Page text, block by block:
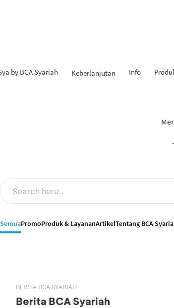
by BCA Syariah Keberlanjutan Info
SemuaPromoProduk & LayananArtikelTentang BCA
BERITA BCA SYARIAH
Berita BCA Syariah